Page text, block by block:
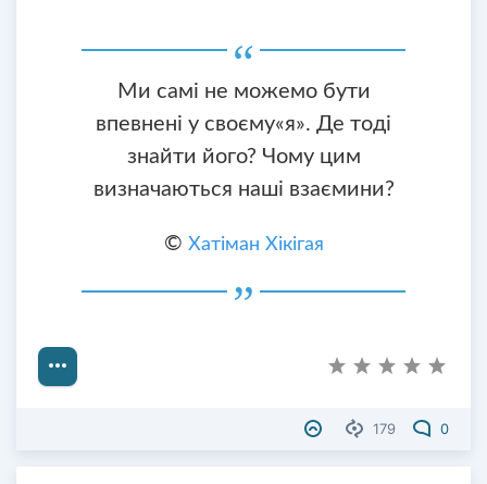
Ми самі не можемо бути
впевнені у своєму«я». Де тоді
знайти його? Чому цим
визначаються наші взаємини?
© Хатіман Хікігая
179 0